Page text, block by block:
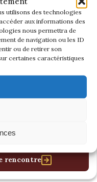
utilisons des technologies
aux informations des
nous permettra de
de navigation ou les ID
ou de retirer son
certaines caractéristiques
rencontre